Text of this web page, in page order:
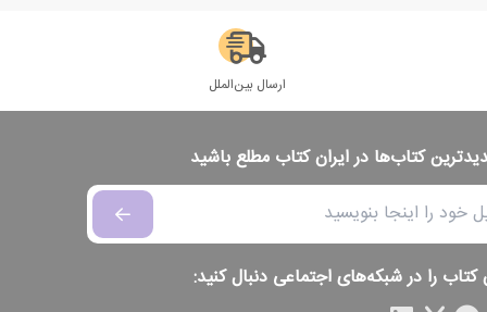
ارسال بین‌الملل
کتاب‌ها در ایران کتاب مطلع باشید
کتاب را در شبکه‌های اجتماعی دنبال کنید: